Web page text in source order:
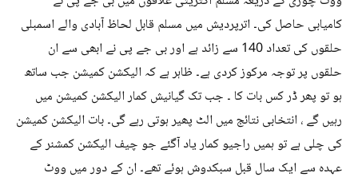
کامیابی حاصل کی۔ اترپردیش میں مسلم قابل لحاظ آبادی والے اسمبلی
حلقوں کی تعداد 140 سے زائد ہے اور بی جے پی نے ابھی سے ان
حلقوں پر توجہ مرکوز کردی ہے۔ ظاہر ہے کہ الیکشن کمیشن جب ساتھ
ہو تو پھر ڈر کس بات کا ۔ جب تک گیانیش کمار الیکشن کمیشن میں
رہیں گے ، انتخابی نتائج میں الٹ پھیر ہوتی رہے گی۔ بات الیکشن کمیشن
کی چلی ہے تو ہمیں راجیو کمار یاد آگئے جو چیف الیکشن کمشنر کے
عہدہ سے ایک سال قبل سبکدوش ہوئے تھے۔ ان کے دور میں ووٹ